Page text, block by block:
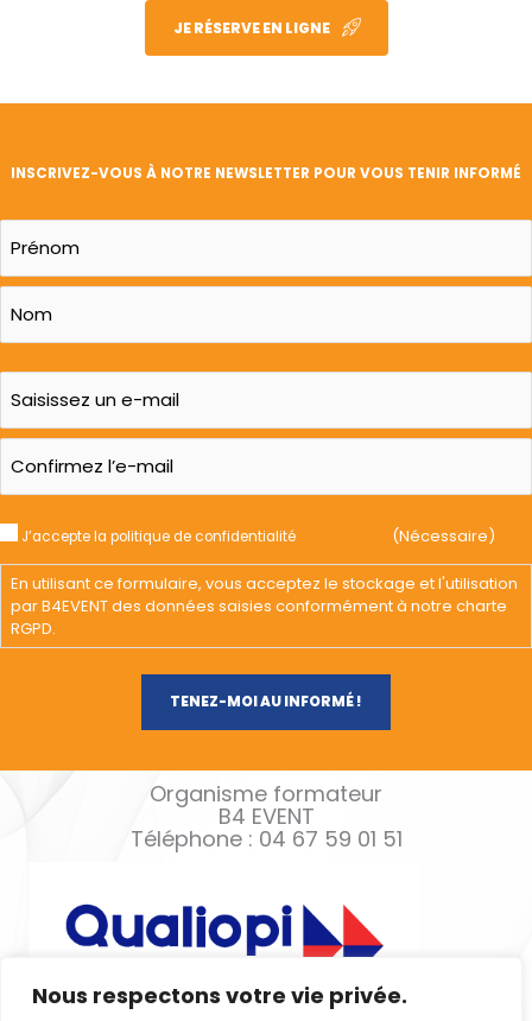
Nous respectons votre vie privée.
JE RÉSERVE EN LIGNE
INSCRIVEZ-VOUS À NOTRE NEWSLETTER POUR VOUS TENIR INFORMÉ
J’accepte la politique de confidentialité (Nécessaire)
En utilisant ce formulaire, vous acceptez le stockage et l'utilisation
par B4EVENT des données saisies conformément à notre charte
RGPD.
Organisme formateur
B4 EVENT
Téléphone : 04 67 59 01 51